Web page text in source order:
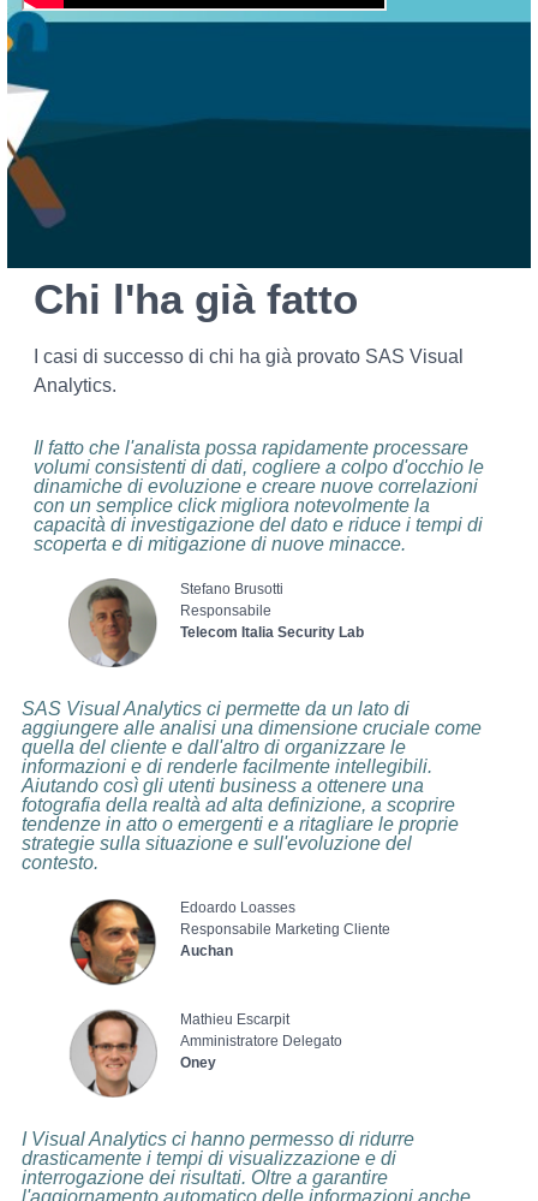
Chi l'ha già fatto
I casi di successo di chi ha già provato SAS Visual
Analytics.
Il fatto che l'analista possa rapidamente processare
volumi consistenti di dati, cogliere a colpo d'occhio le
dinamiche di evoluzione e creare nuove correlazioni
con un semplice click migliora notevolmente la
capacità di investigazione del dato e riduce i tempi di
scoperta e di mitigazione di nuove minacce.
Stefano Brusotti
Responsabile
Telecom Italia Security Lab
SAS Visual Analytics ci permette da un lato di
aggiungere alle analisi una dimensione cruciale come
quella del cliente e dall'altro di organizzare le
informazioni e di renderle facilmente intellegibili.
Aiutando così gli utenti business a ottenere una
fotografia della realtà ad alta definizione, a scoprire
tendenze in atto o emergenti e a ritagliare le proprie
strategie sulla situazione e sull'evoluzione del
contesto.
Edoardo Loasses
Responsabile Marketing Cliente
Auchan
Mathieu Escarpit
Amministratore Delegato
Oney
I Visual Analytics ci hanno permesso di ridurre
drasticamente i tempi di visualizzazione e di
interrogazione dei risultati. Oltre a garantire